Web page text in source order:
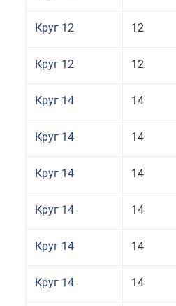
Круг 12 12
Круг 12 12
Круг 14 14
Круг 14 14
Круг 14 14
Круг 14 14
Круг 14 14
Круг 14 14